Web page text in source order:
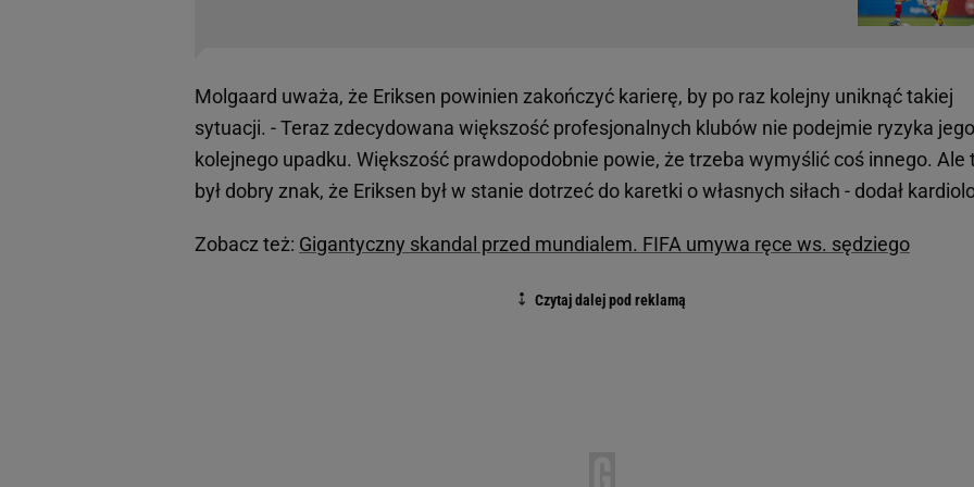
Molgaard uważa, że Eriksen powinien zakończyć karierę, by po raz kolejny uniknąć takiej
sytuacji. - Teraz zdecydowana większość profesjonalnych klubów nie podejmie ryzyka jego
kolejnego upadku. Większość prawdopodobnie powie, że trzeba wymyślić coś innego. Ale
był dobry znak, że Eriksen był w stanie dotrzeć do karetki o własnych siłach - dodał
Zobacz też: Gigantyczny skandal przed mundialem. FIFA umywa ręce ws. sędziego